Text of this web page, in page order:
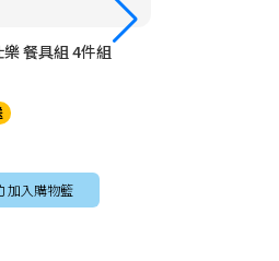
餐具組 4件組
加入購物籃